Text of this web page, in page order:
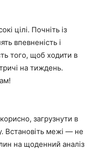
цілі. Почніть із
впевненість і
того, щоб ходити в
на тиждень.
загрузнути в
Встановіть межі — не
на щоденний аналіз